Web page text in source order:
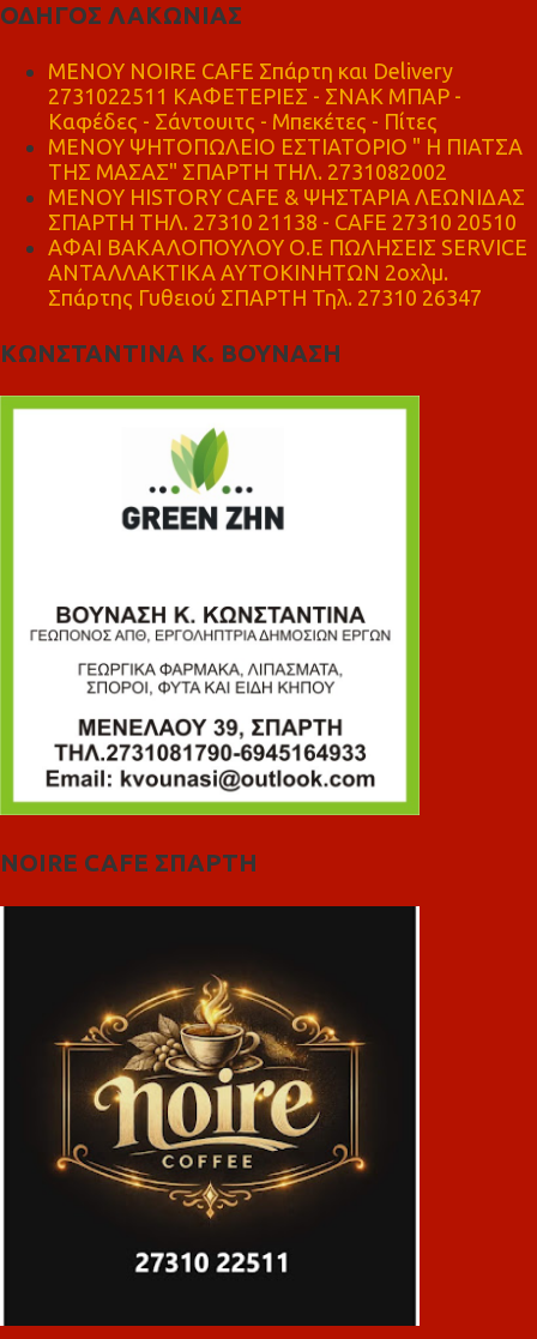
ΟΔΗΓΟΣ ΛΑΚΩΝΙΑΣ
MENOY NOIRE CAFE Σπάρτη και Delivery
2731022511 ΚΑΦΕΤΕΡΙΕΣ - ΣΝΑΚ ΜΠΑΡ -
Καφέδες - Σάντουιτς - Μπεκέτες - Πίτες
ΜΕΝΟΥ ΨΗΤΟΠΩΛΕΙΟ ΕΣΤΙΑΤΟΡΙΟ " Η ΠΙΑΤΣΑ
ΤΗΣ ΜΑΣΑΣ" ΣΠΑΡΤΗ ΤΗΛ. 2731082002
ΜΕΝΟΥ HISTORY CAFE & ΨΗΣΤΑΡΙΑ ΛΕΩΝΙΔΑΣ
ΣΠΑΡΤΗ ΤΗΛ. 27310 21138 - CAFE 27310 20510
ΑΦΑΙ ΒΑΚΑΛΟΠΟΥΛΟΥ Ο.Ε ΠΩΛΗΣΕΙΣ SERVICE
ΑΝΤΑΛΛΑΚΤΙΚΑ ΑΥΤΟΚΙΝΗΤΩΝ 2οχλμ.
Σπάρτης Γυθειού ΣΠΑΡΤΗ Τηλ. 27310 26347
ΚΩΝΣΤΑΝΤΙΝΑ Κ. ΒΟΥΝΑΣΗ
NOIRE CAFE ΣΠΑΡΤΗ